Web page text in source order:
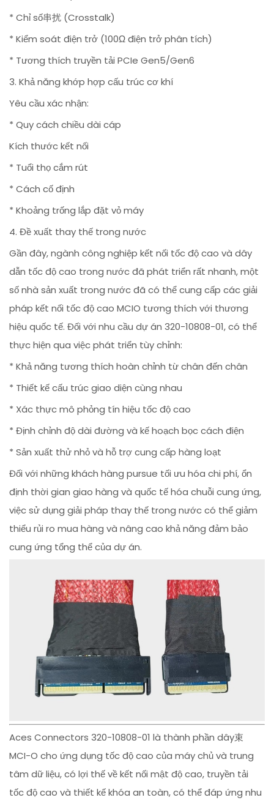
* Chỉ số串扰 (Crosstalk)
* Kiểm soát điện trở (100Ω điện trở phân tích)
* Tương thích truyền tải PCIe Gen5/Gen6
3. Khả năng khớp hợp cấu trúc cơ khí
Yêu cầu xác nhận:
* Quy cách chiều dài cáp
Kích thước kết nối
* Tuổi thọ cắm rút
* Cách cố định
* Khoảng trống lắp đặt vỏ máy
4. Đề xuất thay thế trong nước
Gần đây, ngành công nghiệp kết nối tốc độ cao và dây
dẫn tốc độ cao trong nước đã phát triển rất nhanh, một
số nhà sản xuất trong nước đã có thể cung cấp các giải
pháp kết nối tốc độ cao MCIO tương thích với thương
hiệu quốc tế. Đối với nhu cầu dự án 320-10808-01, có thể
thực hiện qua việc phát triển tùy chỉnh:
* Khả năng tương thích hoàn chỉnh từ chân đến chân
* Thiết kế cấu trúc giao diện cùng nhau
* Xác thực mô phỏng tín hiệu tốc độ cao
* Định chỉnh độ dài đường và kế hoạch bọc cách điện
* Sản xuất thử nhỏ và hỗ trợ cung cấp hàng loạt
Đối với những khách hàng pursue tối ưu hóa chi phí, ổn
định thời gian giao hàng và quốc tế hóa chuỗi cung ứng,
việc sử dụng giải pháp thay thế trong nước có thể giảm
thiểu rủi ro mua hàng và nâng cao khả năng đảm bảo
cung ứng tổng thể của dự án.
Aces Connectors 320-10808-01 là thành phần dây束
MCI-O cho ứng dụng tốc độ cao của máy chủ và trung
tâm dữ liệu, có lợi thế về kết nối mật độ cao, truyền tải
tốc độ cao và thiết kế khóa an toàn, có thể đáp ứng nhu